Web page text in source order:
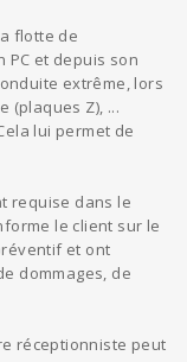
flotte de
PC et depuis son
extrême, lors
(plaques Z), ...
lui permet de
requise dans le
le client sur le
et ont
dommages, de
réceptionniste peut